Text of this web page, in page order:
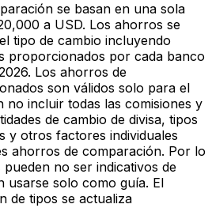
se basan en una sola
a USD. Los ahorros se
tipo de cambio incluyendo
proporcionados por cada banco
Los ahorros de
son válidos solo para el
no incluir todas las comisiones y
de cambio de divisa, tipos
y otros factores individuales
ahorros de comparación. Por lo
no ser indicativos de
usarse solo como guía. El
de tipos se actualiza